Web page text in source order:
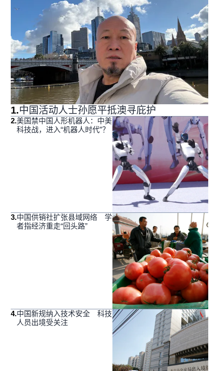
1.中国活动人士孙愿平抵澳寻庇护
2.美国禁中国人形机器人：中美
科技战，进入“机器人时代”？
3.中国供销社扩张县域网络 学
者指经济重走“回头路”
4.中国新规纳入技术安全 科技
人员出境受关注